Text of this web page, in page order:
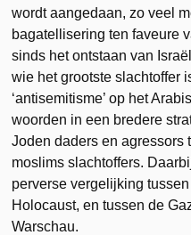
wordt aangedaan, zo veel
bagatellisering ten faveure
sinds het ontstaan van
wie het grootste slachtoffer
‘antisemitisme’ op het
woorden in een bredere
Joden daders en agressors
moslims slachtoffers.
perverse vergelijking
Holocaust, en tussen de
Warschau.